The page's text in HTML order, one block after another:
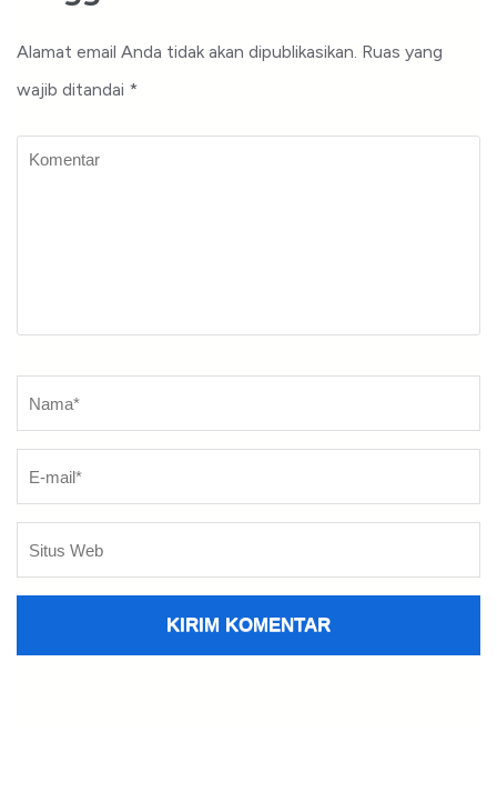
Alamat email Anda tidak akan dipublikasikan. Ruas yang
wajib ditandai *
Komentar
Nama